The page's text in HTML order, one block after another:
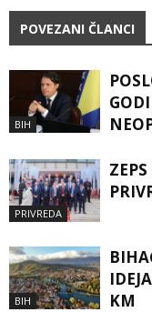
POVEZANI ČLANCI
BIH
PRIVREDA
BIH
KM